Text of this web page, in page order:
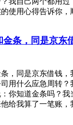
使用心得告诉你，
金条，同是京东
，同是京东借钱，
用什么应急周转？
你知道金条吗？
给我算了一笔账，